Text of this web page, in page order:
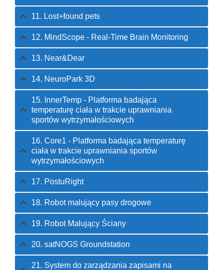
11. Lost+found pets
12. MindScope - Real-Time Brain Monitoring
13. Near&Dear
14. NeuroPark 3D
15. InnerTemp - Platforma badająca
temperaturę ciała w trakcie uprawniania
sportów wytrzymałościowych
16. Core1 - Platforma badająca temperaturę
ciała w trakcie uprawniania sportów
wytrzymałościowych
17. PostuRight
18. Robot malujący pasy drogowe
19. Robot Malujący Ściany
20. satNOGS Groundstation
21. System do zarządzania zapisami na